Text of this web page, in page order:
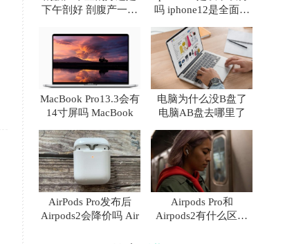
下午剖好 剖腹产一天
吗 iphone12是全面屏
MacBook Pro13.3会有
14寸屏吗 MacBook
电脑为什么没B盘了
电脑AB盘去哪里了
AirPods Pro发布后
Airpods2会降价吗 Air
Airpods Pro和
Airpods2有什么区别